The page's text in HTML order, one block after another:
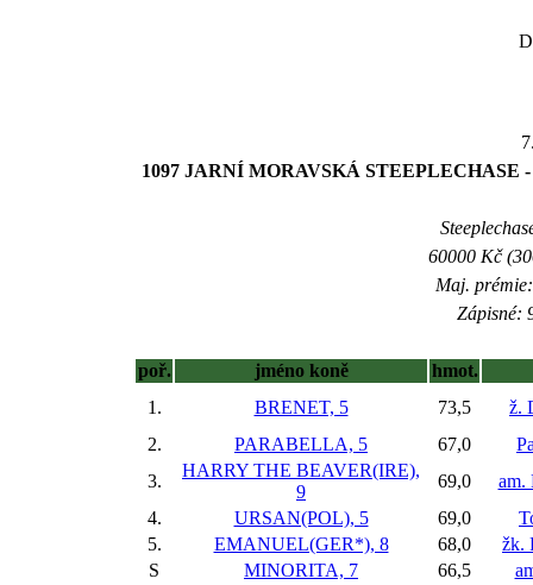
1097 JARNÍ MORAVSKÁ
60000 Kč
Maj.
Zápisné:
poř. jméno koně
hmot.
1.
BRENET, 5 73,5
ž.
2.
PARABELLA, 5 67,0
3.
HARRY THE BEAVER(IRE),
9
69,0
am.
4.
URSAN(POL), 5 69,0
5.
EMANUEL(GER*), 8 68,0
žk.
S
MINORITA, 7 66,5